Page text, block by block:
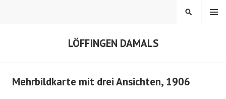
LÖFFINGEN DAMALS
MENÜ
SUCHEN
Mehrbildkarte mit drei Ansichten, 1906